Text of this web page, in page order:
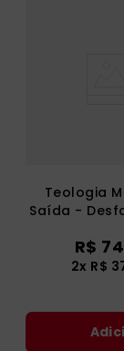
Teologia
Saída -
R$ 74
2x R$